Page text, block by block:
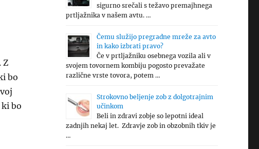
Z
bo
bo
sigurno srečali s težavo premajhnega
prtljažnika v našem avtu. …
Čemu služijo pregradne mreže za avto
in kako izbrati pravo?
Če v prtljažniku osebnega vozila ali v
svojem tovornem kombiju pogosto prevažate
različne vrste tovora, potem …
Strokovno beljenje zob z dolgotrajnim
učinkom
Beli in zdravi zobje so lepotni ideal
zadnjih nekaj let. Zdravje zob in obzobnih tkiv je
…